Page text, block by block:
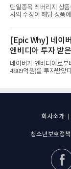
“개별종목 레버리
멈춰라”
단일종목 레버리지 상
사의 수장이 해당 상품
[Epic Why] 네이버
엔비디아 투자 받
네이버가 엔비디아로부
4809억원)를 투자받았
회사소개
청소년보호정책